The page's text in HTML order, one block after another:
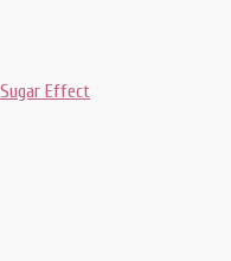
Effect